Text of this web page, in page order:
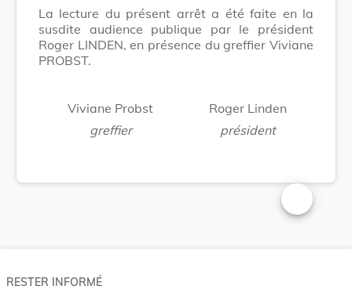
La lecture du présent arrêt a été faite en la
susdite audience publique par le président
Roger LINDEN, en présence du greffier Viviane
PROBST.
Viviane Probst
greffier
Roger Linden
président
Changer la
RESTER INFORMÉ